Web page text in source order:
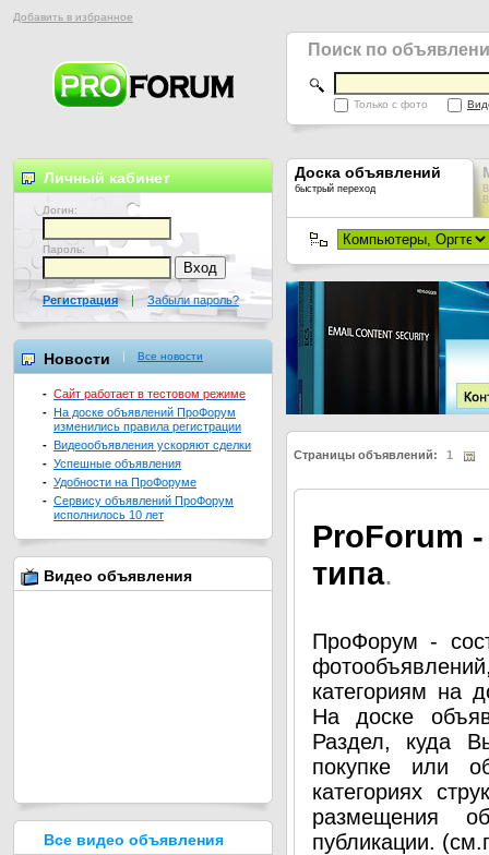
Добавить в избранное
Поиск по
Только с фото
Доска объявлений
быстрый переход
Страницы объявлений: 1
ProForum
типа.
ПроФорум -
категориям на
На доске
Раздел, куда
покупке или
категориях
размещения
публикации.
Личный кабинет
Логин:
Пароль:
Регистрация | Забыли пароль?
Новости Все новости
- Сайт работает в тестовом режиме
- На доске объявлений ПроФорум
изменились правила регистрации
- Видеообъявления ускоряют сделки
- Успешные объявления
- Удобности на ПроФоруме
- Сервису объявлений ПроФорум
исполнилось 10 лет
Видео объявления
Все видео объявления